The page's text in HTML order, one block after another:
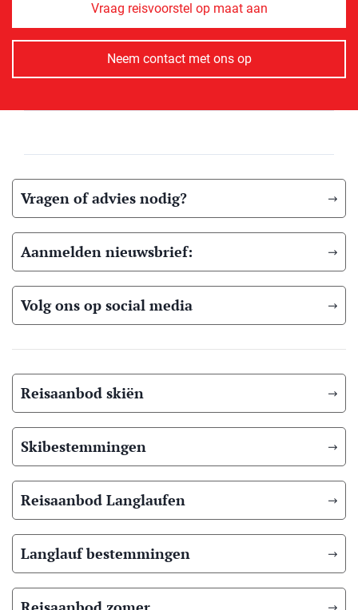
Vraag reisvoorstel op maat aan
Neem contact met ons op
Vragen of advies nodig?
Aanmelden nieuwsbrief:
Volg ons op social media
Reisaanbod skiën
Skibestemmingen
Reisaanbod Langlaufen
Langlauf bestemmingen